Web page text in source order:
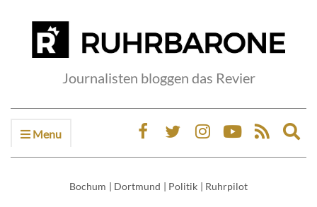
Journalisten bloggen das Revier
Menu
Bochum | Dortmund | Politik | Ruhrpilot